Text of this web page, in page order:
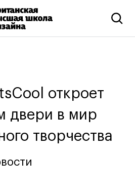
курсы
откроет
двери в мир
творчества